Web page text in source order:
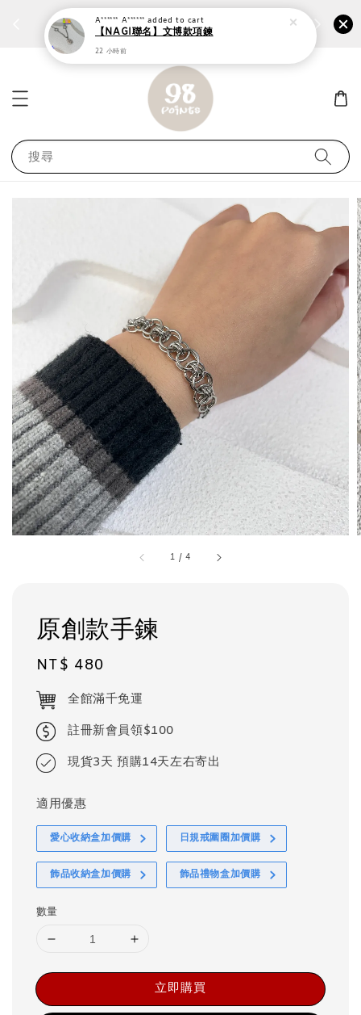
個性鋼戒任兩件1300⚡ 前往選購 ›› 加
搜尋
1 /4
原創款手鍊
Regular
price
NT$ 480
全館滿千免運
註冊新會員領$100
現貨3天 預購14天左右寄出
適用優惠
愛心收納盒加價購 日規戒圍圈加價購
飾品收納盒加價購 飾品禮物盒加價購
數量
立即購買
A****** A****** added to cart
【NAGI聯名】文博款項鍊
22 小時前